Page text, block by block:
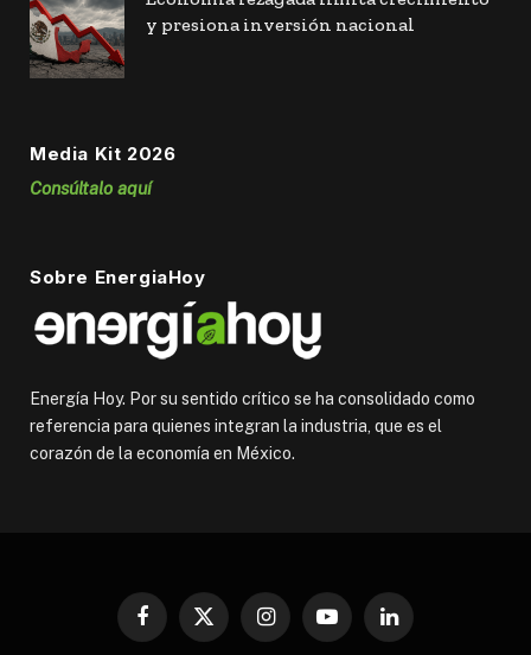
y presiona inversión nacional
Media Kit 2026
Consúltalo aquí
Sobre EnergiaHoy
Energía Hoy. Por su sentido crítico se ha consolidado como
referencia para quienes integran la industria, que es el
corazón de la economía en México.
Facebook
X
InstagramYouTubeLinkedIn